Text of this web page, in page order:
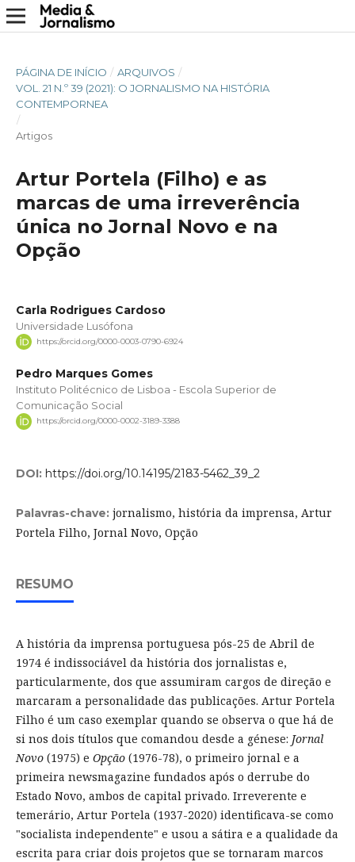
PÁGINA DE INÍCIO / ARQUIVOS /
VOL. 21 N.º 39 (2021): O JORNALISMO NA HISTÓRIA
CONTEMPORNEA
/
Artigos
Artur Portela (Filho) e as
marcas de uma irreverência
única no Jornal Novo e na
Opção
Carla Rodrigues Cardoso
Universidade Lusófona
https://orcid.org/0000-0003-0790-6924
Pedro Marques Gomes
Instituto Politécnico de Lisboa - Escola Superior de
Comunicação Social
https://orcid.org/0000-0002-3189-3388
DOI: https://doi.org/10.14195/2183-5462_39_2
Palavras-chave: jornalismo, história da imprensa, Artur
Portela Filho, Jornal Novo, Opção
RESUMO
A história da imprensa portuguesa pós-25 de Abril de
1974 é indissociável da história dos jornalistas e,
particularmente, dos que assumiram cargos de direção e
marcaram a personalidade das publicações. Artur Portela
Filho é um caso exemplar quando se observa o que há de
si nos dois títulos que comandou desde a génese: Jornal
Novo(1975) e Opção(1976-78), o primeiro jornal e a
primeira newsmagazine fundados após o derrube do
Estado Novo, ambos de capital privado. Irreverente e
temerário, Artur Portela (1937-2020) identificava-se como
"socialista independente" e usou a sátira e a qualidade da
escrita para criar dois projetos que se tornaram marcos